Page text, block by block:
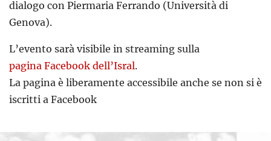
dialogo con Piermaria Ferrando (Università di
Genova).
L’evento sarà visibile in streaming sulla
pagina Facebook dell’Isral.
La pagina è liberamente accessibile anche se non si è
iscritti a Facebook